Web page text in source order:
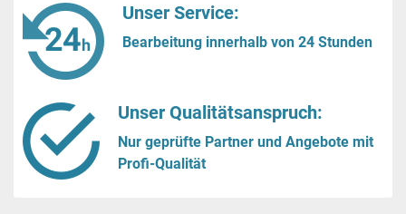
Unser Service:
Bearbeitung innerhalb von 24 Stunden
Unser Qualitätsanspruch:
Nur geprüfte Partner und Angebote mit
Profi-Qualität